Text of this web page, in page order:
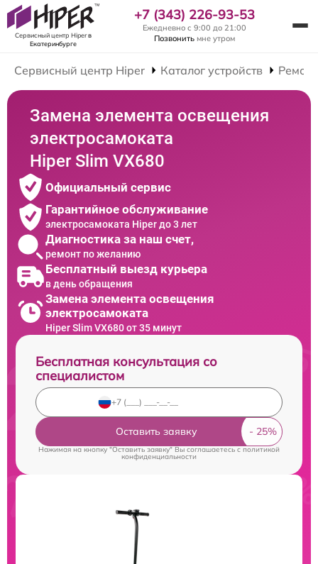
Сервисный центр Hiperв
Екатеринбурге
+7 (343) 226-93-53
Ежедневно с 9:00 до 21:00
Позвонить мне утром
Сервисный центр Hiper Каталог устройств
Замена элемента освещения
электросамоката
Hiper Slim VX680
Официальный сервис
Гарантийное обслуживание
электросамоката Hiper до 3 лет
Диагностика за наш счет,
ремонт по желанию
Бесплатный выезд курьера
в день обращения
Замена элемента освещения
электросамоката
Hiper Slim VX680 от 35 минут
Бесплатная консультация со
специалистом
Оставить заявку
Нажимая на кнопку "Оставить заявку" Вы соглашаетесь cполитикой
конфиденциальности